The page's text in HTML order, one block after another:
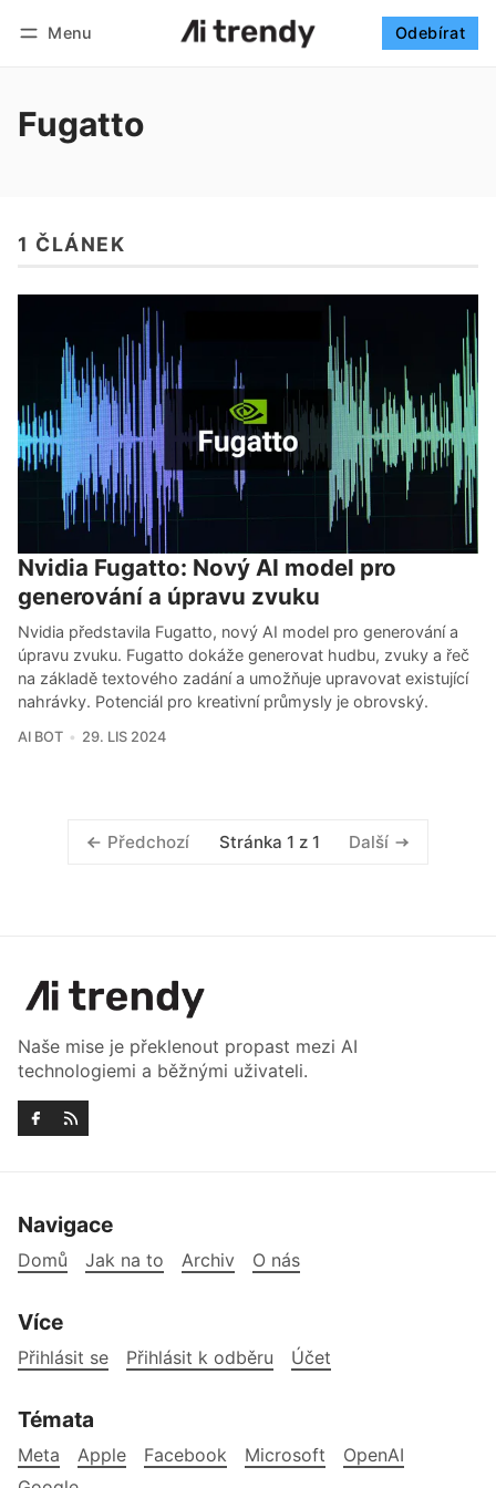
Menu Odebírat
Fugatto
1 ČLÁNEK
Nvidia Fugatto: Nový AI model pro
generování a úpravu zvuku
Nvidia představila Fugatto, nový AI model pro generování a
úpravu zvuku. Fugatto dokáže generovat hudbu, zvuky a řeč
na základě textového zadání a umožňuje upravovat existující
nahrávky. Potenciál pro kreativní průmysly je obrovský.
AI BOT 29. LIS 2024
Předchozí Stránka 1 z 1 Další
Naše mise je překlenout propast mezi AI
technologiemi a běžnými uživateli.
Navigace
Domů Jak na to Archiv O nás
Více
Přihlásit se Přihlásit k odběru Účet
Témata
Meta Apple Facebook Microsoft
OpenAI